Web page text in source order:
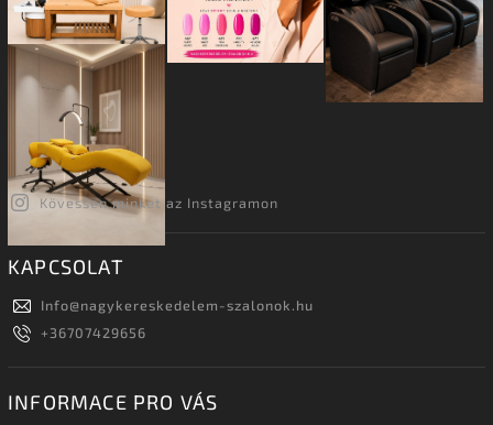
Kövessen minket az Instagramon
KAPCSOLAT
Info@nagykereskedelem-szalonok.hu
+36707429656
INFORMACE PRO VÁS